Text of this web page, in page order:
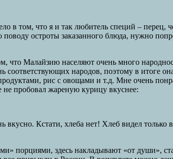
в том, что я и так любитель специй –
остроты заказанного блюда, нужно
что Малайзию населяют очень много
народов, поэтому в итоге
рис с овощами и т.д. Мне очень
пробовал жареную курицу вкуснее:
вкусно. Кстати, хлеба нет! Хлеб видел
здесь накладывают «от души»,